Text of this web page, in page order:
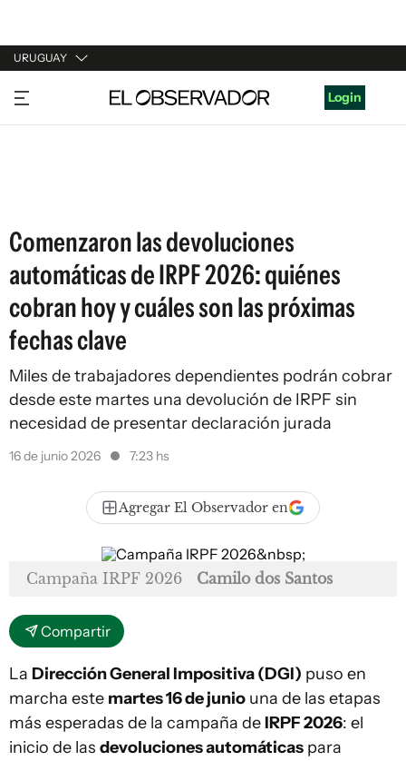
URUGUAY
URUGUAY
ARGENTINA
Login
Comenzaron las devoluciones
automáticas de IRPF 2026: quiénes
cobran hoy y cuáles son las próximas
fechas clave
Miles de trabajadores dependientes podrán cobrar
desde este martes una devolución de IRPF sin
necesidad de presentar declaración jurada
16 de junio 2026 7:23 hs
Agregar El Observador en
Campaña IRPF 2026 Camilo dos Santos
Compartir
La Dirección General Impositiva (DGI) puso en
marcha este martes 16 de junio una de las etapas
más esperadas de la campaña de IRPF 2026: el
inicio de las devoluciones automáticas para